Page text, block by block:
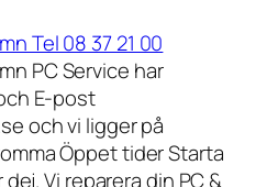
Tel 08 37 21 00
PC Service har
E-post
och vi ligger på
Öppet tider Starta
Vi reparera din PC &